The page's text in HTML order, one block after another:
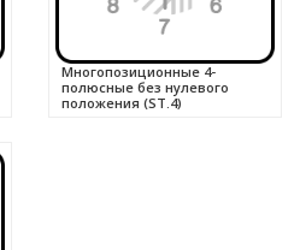
Многопозиционные 4-
полюсные без нулевого
положения (ST.4)